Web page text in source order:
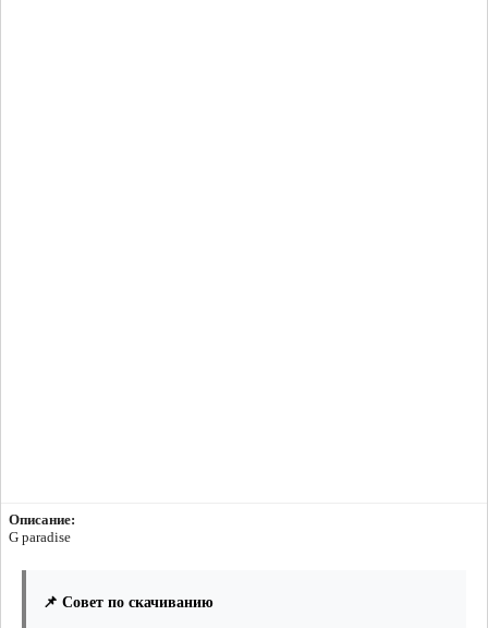
Описание:
G paradise
📌 Совет по скачиванию